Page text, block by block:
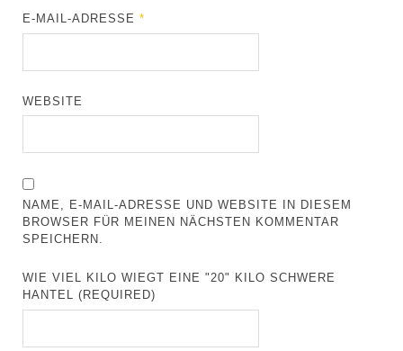
E-MAIL-ADRESSE*
WEBSITE
NAME, E-MAIL-ADRESSE UND WEBSITE IN DIESEM
BROWSER FÜR MEINEN NÄCHSTEN KOMMENTAR
SPEICHERN.
WIE VIEL KILO WIEGT EINE "20" KILO SCHWERE
HANTEL (REQUIRED)